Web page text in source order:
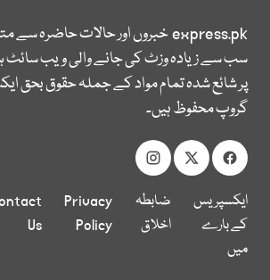
express.pkخبروں اور حالات حاضرہ سے
سب سے زیادہ وزٹ کی جانے والی ویب
پر شائع شدہ تمام مواد کے جملہ حقوق بحق
گروپ محفوظ ہیں۔
ایکسپریس
کے بارے
میں
ضابطہ
اخلاق
Privacy
Policy
Us